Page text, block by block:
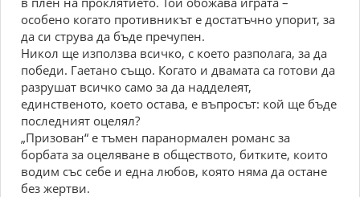
особено когато противникът е достатъчно упорит, за
да си струва да бъде пречупен.
Никол ще използва всичко, с което разполага, за да
победи. Гаетано също. Когато и двамата са готови да
разрушат всичко само за да надделеят,
единственото, което остава, е въпросът: кой ще бъде
последният оцелял?
„Призован“ е тъмен паранормален романс за
борбата за оцеляване в обществото, битките, които
водим със себе и една любов, която няма да остане
без жертви.